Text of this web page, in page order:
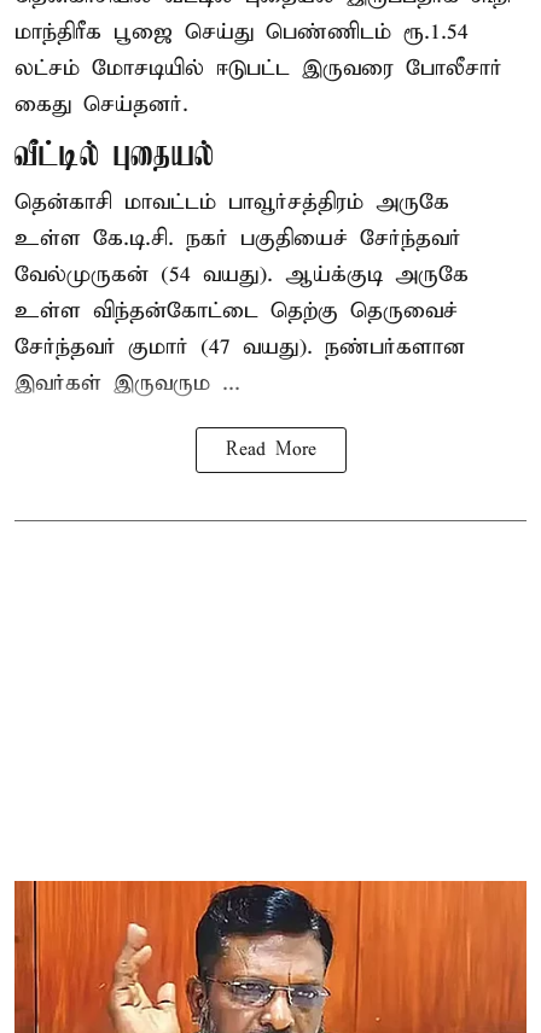
மாந்திரீக பூஜை செய்து பெண்ணிடம் ரூ.1.54
லட்சம் மோசடியில் ஈடுபட்ட இருவரை போலீசார்
கைது செய்தனர்.
வீட்டில் புதையல்
தென்காசி மாவட்டம் பாவூர்சத்திரம் அருகே
உள்ள கே.டி.சி. நகர் பகுதியைச் சேர்ந்தவர்
வேல்முருகன் (54 வயது). ஆய்க்குடி அருகே
உள்ள விந்தன்கோட்டை தெற்கு தெருவைச்
சேர்ந்தவர் குமார் (47 வயது). நண்பர்களான
இவர்கள் இருவரும ...
Read More